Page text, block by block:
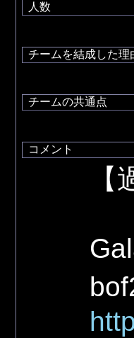
人数
チームを結成した理
チームの共通点
コメント